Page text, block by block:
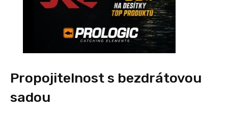
Propojitelnost s bezdrátovou
sadou